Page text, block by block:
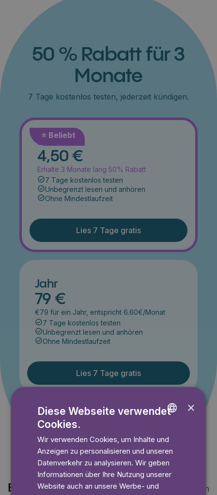
50 % Rabatt für 3
Monate
7 Tage kostenlos testen, jederzeit kündigen.
⭐️ Beliebt
Monat
4,50 €
Erhalte 3 Monate lang 50% Rabatt
7 Tage kostenlos testen
Unbegrenzt lesen und anhören
Ohne Mindestlaufzeit
Lies 7 Tage gratis
Jahr
79 €
€79 für ein Jahr, entspricht 6.60€/Monat
7 Tage kostenlos testen
Unbegrenzt lesen und anhören
Ohne Mindestlaufzeit
Lies 7 Tage gratis
Angebot gültig bis einschließlich 14.09.2026. Nur für
Entdecke auch Mehr anzeigen
GERMAN
×
Diese Webseite verwendet
Cookies.
Wir verwenden Cookies, um Inhalte und
Anzeigen zu personalisieren und unseren
Datenverkehr zu analysieren. Wir geben
Informationen über Ihre Nutzung unserer
Website auch an unsere Werbe- und